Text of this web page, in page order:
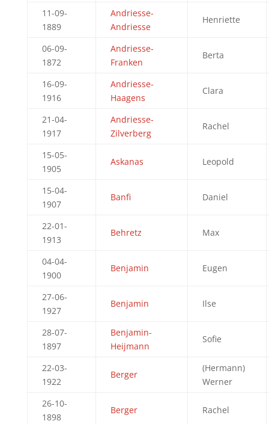
11-09-
1889
Andriesse-
Andriesse
Henriette
06-09-
1872
Andriesse-
Franken
Berta
16-09-
1916
Andriesse-
Haagens
Clara
21-04-
1917
Andriesse-
Zilverberg
Rachel
15-05-
1905
Askanas Leopold
15-04-
1907
Banfi Daniel
22-01-
1913
Behretz Max
04-04-
1900
Benjamin Eugen
27-06-
1927
Benjamin Ilse
28-07-
1897
Benjamin-
Heijmann
Sofie
22-03-
1922
Berger
(Hermann)
Werner
26-10-
1898
Berger Rachel